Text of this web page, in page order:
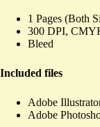
1 Pages (Both
300 DPI,
Bleed
Included files
Adobe
Adobe